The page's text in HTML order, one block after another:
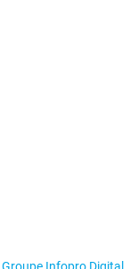
Groupe Infopro Digital